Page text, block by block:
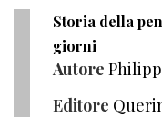
Storia della
giorni
Autore
Editore